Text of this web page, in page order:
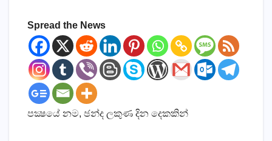
Spread the News
පක්‍ෂයේ නම, ඡන්ද ලකුණ දින දෙකකින්